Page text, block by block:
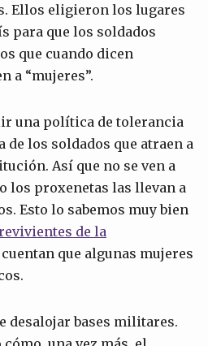
Ellos eligieron los lugares
para que los soldados
que cuando dicen
a “mujeres”.
una política de tolerancia
los soldados que atraen a
Así que no se ven a
los proxenetas las llevan a
Esto lo sabemos muy bien
de la
que algunas mujeres
desalojar bases militares.